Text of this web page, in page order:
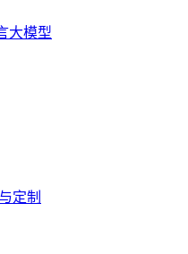
大模型
定制